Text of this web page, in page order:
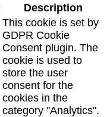
Description
This cookie is set by
GDPR Cookie
Consent plugin. The
cookie is used to
store the user
consent for the
cookies in the
category "Analytics".